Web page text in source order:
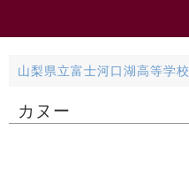
山梨県立富士河口湖高等学校
カヌー